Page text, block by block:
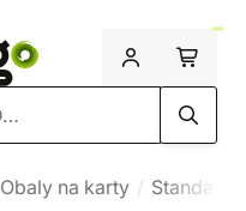
Obaly na karty Standard